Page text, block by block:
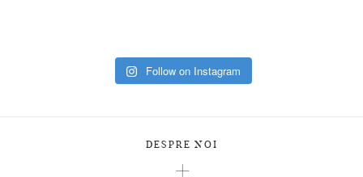
Follow on Instagram
DESPRE NOI